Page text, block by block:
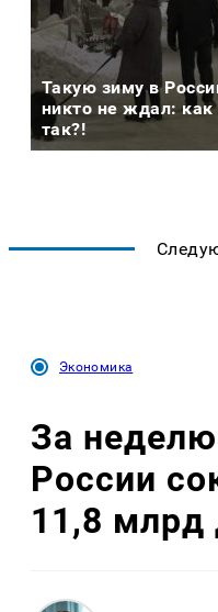
Такую зиму в
никто не ждал: как
так?!
Экономика
За
России
11,8 млрд